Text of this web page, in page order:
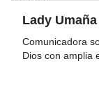
Lady
Comunicadora
Dios con amplia